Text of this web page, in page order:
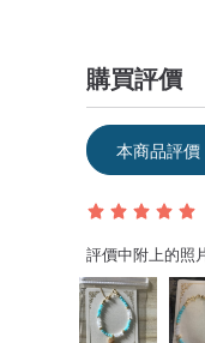
購買評價
本商品評價
評價中附上的照